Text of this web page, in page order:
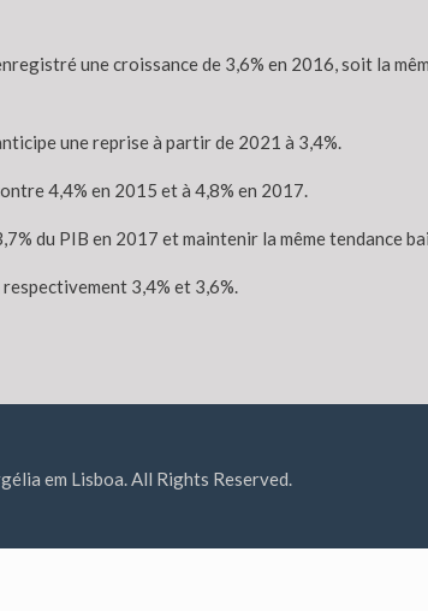
une croissance de 3,6% en 2016, soit la
une reprise à partir de 2021 à 3,4%.
4,4% en 2015 et à 4,8% en 2017.
du PIB en 2017 et maintenir la même tendance
3,4% et 3,6%.
em Lisboa. All Rights Reserved.